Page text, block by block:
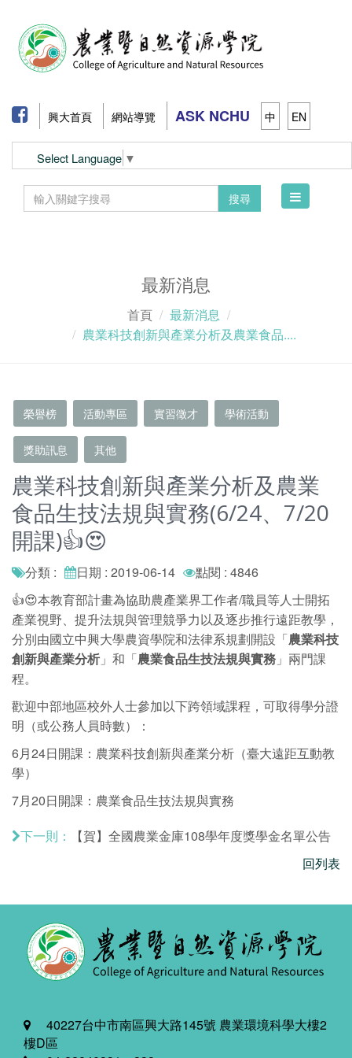
興大首頁 網站導覽 ASK NCHU 中 EN
Select Language ▼
搜尋
Toggle
最新消息
首頁
最新消息
農業科技創新與產業分析及農業食品....
榮譽榜 活動專區 實習徵才 學術活動
獎助訊息 其他
農業科技創新與產業分析及農業
食品生技法規與實務(6/24、7/20
開課)👍😍
分類 : 日期 : 2019-06-14
點閱 : 4846
👍😍本教育部計畫為協助農產業界工作者/職員等人士開拓
產業視野、提升法規與管理競爭力以及逐步推行遠距教學，
分別由國立中興大學農資學院和法律系規劃開設「農業科技
創新與產業分析 」和「農業食品生技法規與實務 」兩門課
程。
歡迎中部地區校外人士參加以下跨領域課程，可取得學分證
明（或公務人員時數）：
6月24日開課：農業科技創新與產業分析（臺大遠距互動教
學）
7月20日開課：農業食品生技法規與實務
下一則：
【賀】全國農業金庫108學年度獎學金名單公告
回列表
40227台中市南區興大路145號 農業環境科學大樓2
樓D區